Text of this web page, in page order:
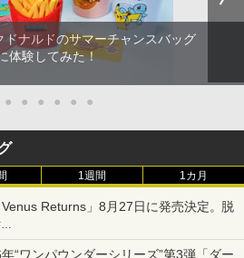
ドナルドのサマーチャンスバッグ
体験してみた！
● ● ● ● ● ●
1週間 1カ月
Venus Returns」8月27日に発売決定。脱
フになるセールが実施
“ワンパウンダーシリーズ”第3弾「ダー